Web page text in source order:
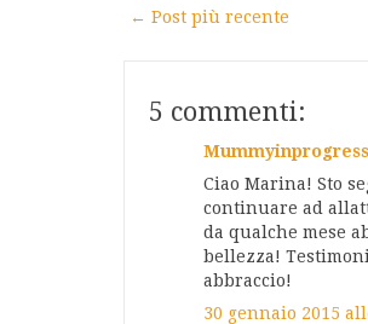
← Post più recente
5 commenti:
Mummyinprogress
Ciao Marina! Sto
continuare ad
da qualche mese
bellezza!
abbraccio!
30 gennaio 2015